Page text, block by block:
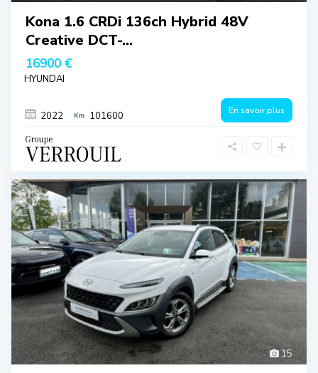
Kona 1.6 CRDi 136ch Hybrid 48V
Creative DCT-...
16900 €
HYUNDAI
2022 101600 En savoir plus
15